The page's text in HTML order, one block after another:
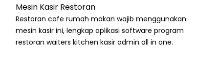
Mesin Kasir Restoran
Restoran cafe rumah makan wajib menggunakan
mesin kasir ini, lengkap aplikasi software program
restoran waiters kitchen kasir admin all in one.